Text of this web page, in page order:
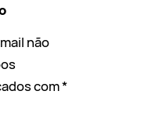
não
com*